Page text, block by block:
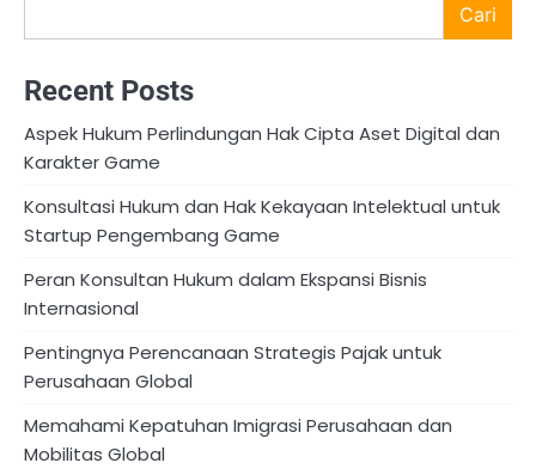
Cari
Recent Posts
Aspek Hukum Perlindungan Hak Cipta Aset Digital dan
Karakter Game
Konsultasi Hukum dan Hak Kekayaan Intelektual untuk
Startup Pengembang Game
Peran Konsultan Hukum dalam Ekspansi Bisnis
Internasional
Pentingnya Perencanaan Strategis Pajak untuk
Perusahaan Global
Memahami Kepatuhan Imigrasi Perusahaan dan
Mobilitas Global